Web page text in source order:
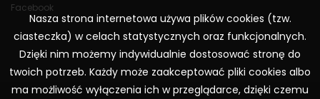
Facebook
Nasza strona internetowa używa plików cookies (tzw.
ciasteczka) w celach statystycznych oraz funkcjonalnych.
Dzięki nim możemy indywidualnie dostosować stronę do
twoich potrzeb. Każdy może zaakceptować pliki cookies albo
ma możliwość wyłączenia ich w przeglądarce, dzięki czemu